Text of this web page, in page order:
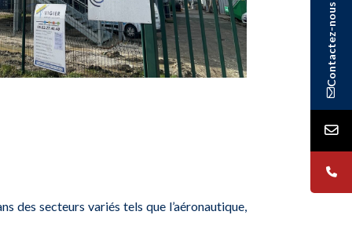
des secteurs variés tels que l’aéronautique,
Contactez-nous